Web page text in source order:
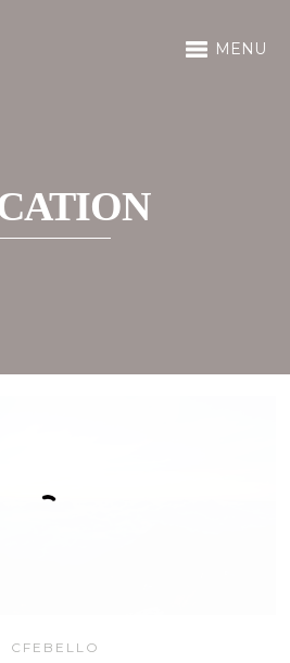
MENU
CFEBELLO